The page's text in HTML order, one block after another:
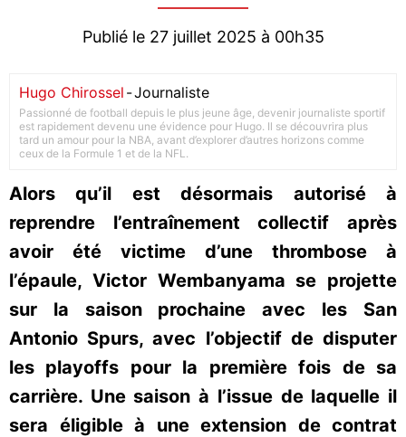
Publié le 27 juillet 2025 à 00h35
Hugo Chirossel -Journaliste
Passionné de football depuis le plus jeune âge, devenir journaliste sportif
est rapidement devenu une évidence pour Hugo. Il se découvrira plus
tard un amour pour la NBA, avant d’explorer d’autres horizons comme
ceux de la Formule 1 et de la NFL.
Alors qu’il est désormais autorisé à
reprendre l’entraînement collectif après
avoir été victime d’une thrombose à
l’épaule, Victor Wembanyama se projette
sur la saison prochaine avec les San
Antonio Spurs, avec l’objectif de disputer
les playoffs pour la première fois de sa
carrière. Une saison à l’issue de laquelle il
sera éligible à une extension de contrat